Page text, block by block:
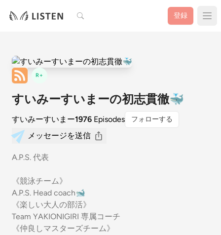
検索 登録
R+
すいみーすいまーの初志貫徹🐳
すいみーすいまー1976 Episodes フォローする
メッセージを送信
A.P.S. 代表
《競泳チーム》
A.P.S. Head coach🐋
《楽しい大人の部活》
Team YAKIONIGIRI 専属コーチ
《仲良しマスターズチーム》